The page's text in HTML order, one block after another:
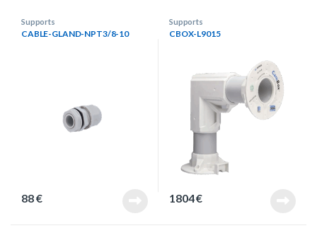
Supports
CABLE-GLAND-NPT3/8-10
88€
Supports
CBOX-L9015
1804€